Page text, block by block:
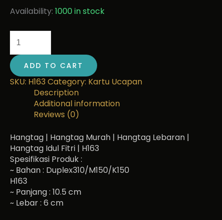
Availability: 1000 in stock
ADD TO CART
SKU: H163 Category: Kartu Ucapan
Description
Additional information
Reviews (0)
Hangtag | Hangtag Murah | Hangtag Lebaran |
Hangtag Idul Fitri | H163
Spesifikasi Produk :
~ Bahan : Duplex310/M150/K150
H163
~ Panjang : 10.5 cm
~ Lebar : 6 cm